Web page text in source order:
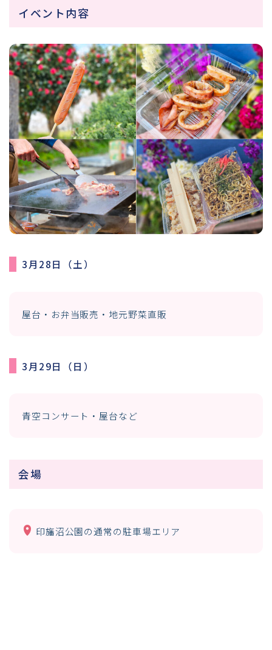
イベント内容
3月28日（土）
屋台・お弁当販売・地元野菜直販
3月29日（日）
青空コンサート・屋台など
会場
印旛沼公園の通常の駐車場エリア